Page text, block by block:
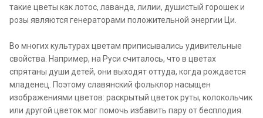
такие цветы как лотос, лаванда, лилии, душистый горошек и
розы являются генераторами положительной энергии Ци.
Во многих культурах цветам приписывались удивительные
свойства. Например, на Руси считалось, что в цветах
спрятаны души детей, они выходят оттуда, когда рождается
младенец. Поэтому славянский фольклор насыщен
изображениями цветов: раскрытый цветок руты, колокольчик
или другой цветок мог помочь избавить пару от бесплодия.